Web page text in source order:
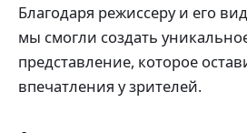
Благодаря режиссеру и его
мы смогли создать
представление, которое
впечатления у зрителей.